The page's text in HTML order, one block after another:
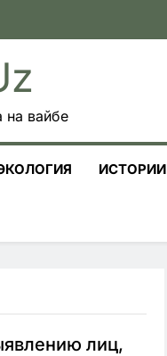
на вайбе
ИСТОРИИ
лиц,